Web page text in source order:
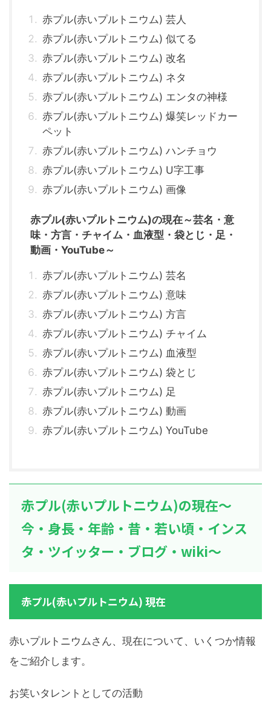
赤プル(赤いプルトニウム) 芸人
赤プル(赤いプルトニウム) 似てる
赤プル(赤いプルトニウム) 改名
赤プル(赤いプルトニウム) ネタ
赤プル(赤いプルトニウム) エンタの神様
赤プル(赤いプルトニウム) 爆笑レッドカー
ペット
赤プル(赤いプルトニウム) ハンチョウ
赤プル(赤いプルトニウム) U字工事
赤プル(赤いプルトニウム) 画像
赤プル(赤いプルトニウム)の現在～芸名・意
味・方言・チャイム・血液型・袋とじ・足・
動画・YouTube～
赤プル(赤いプルトニウム) 芸名
赤プル(赤いプルトニウム) 意味
赤プル(赤いプルトニウム) 方言
赤プル(赤いプルトニウム) チャイム
赤プル(赤いプルトニウム) 血液型
赤プル(赤いプルトニウム) 袋とじ
赤プル(赤いプルトニウム) 足
赤プル(赤いプルトニウム) 動画
赤プル(赤いプルトニウム) YouTube
赤プル(赤いプルトニウム)の現在～
今・身長・年齢・昔・若い頃・インス
タ・ツイッター・ブログ・wiki～
赤プル(赤いプルトニウム) 現在
赤いプルトニウムさん、現在について、いくつか情報
をご紹介します。
お笑いタレントとしての活動